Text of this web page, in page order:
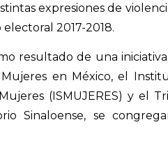
expresiones de
2017-2018.
resultado de una
en México, el
(ISMUJERES) y el
Sinaloense, se